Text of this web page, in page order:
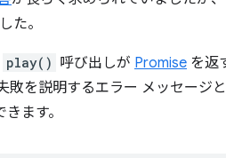
た。
play() 呼び出しが Promise を返
敗を説明するエラー メッセージ
ます。